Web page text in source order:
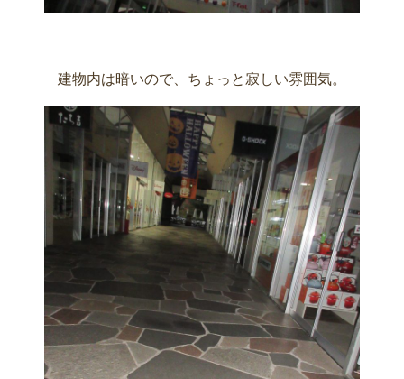
建物内は暗いので、ちょっと寂しい雰囲気。